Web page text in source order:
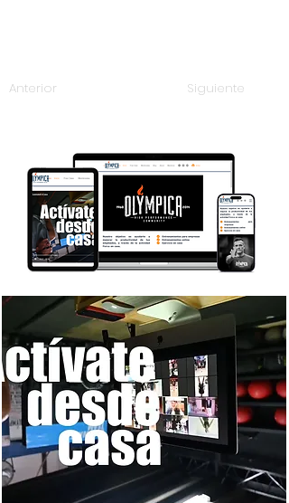
Anterior Siguiente